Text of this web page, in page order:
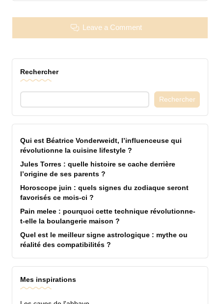
Leave a Comment
Rechercher
Rechercher
Qui est Béatrice Vonderweidt, l’influenceuse qui
révolutionne la cuisine lifestyle ?
Jules Torres : quelle histoire se cache derrière
l’origine de ses parents ?
Horoscope juin : quels signes du zodiaque seront
favorisés ce mois-ci ?
Pain melee : pourquoi cette technique révolutionne-
t-elle la boulangerie maison ?
Quel est le meilleur signe astrologique : mythe ou
réalité des compatibilités ?
Mes inspirations